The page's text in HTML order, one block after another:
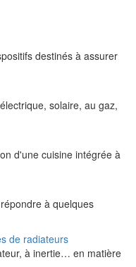
destinés à assurer
solaire, au gaz,
d'une cuisine intégrée à
à quelques
de radiateurs
à inertie… en matière